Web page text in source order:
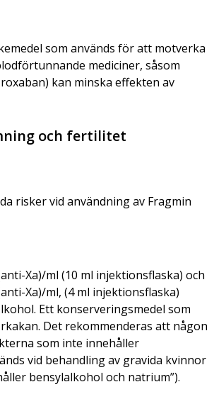
som används för att motverka
mediciner, såsom
kan minska effekten av
och fertilitet
risker vid användning av Fragmin
Xa)/ml (10 ml injektionsflaska) och
Xa)/ml, (4 ml injektionsflaska)
Ett konserveringsmedel som
Det rekommenderas att någon
som inte innehåller
vid behandling av gravida kvinnor
bensylalkohol och natrium”).